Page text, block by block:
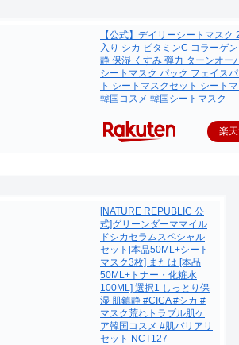
【公式】デイリーシートマスク
入り シカ ビタミンC コラーゲ
静 保湿 くすみ 弾力 ターンオー
シートマスク パック フェイス
ト シートマスクセット シート
韓国コスメ 韓国シートマスク
楽
[NATURE REPUBLIC 公
式]グリーンダーママイル
ドシカセラムスペシャル
セット[本品50ML+シート
マスク3枚] または [本品
50ML+トナー・化粧水
100ML] 選択1 しっとり保
湿 肌鎮静 #CICA #シカ #
マスク荒れトラブル肌ケ
ア韓国コスメ #肌バリアリ
セット NCT127